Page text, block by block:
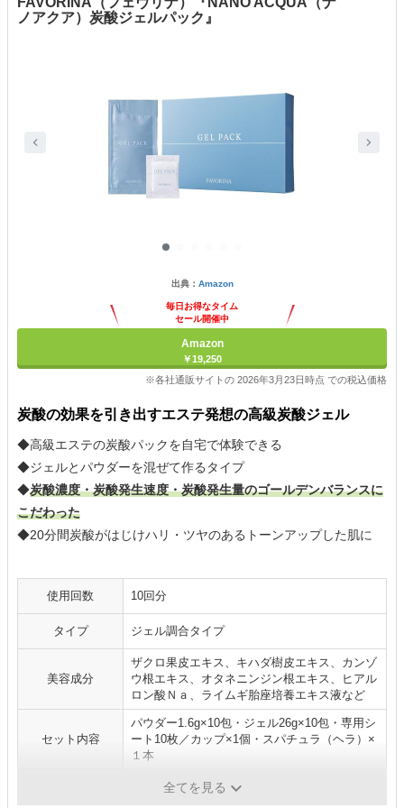
ノアクア）炭酸ジェルパック』
出典： Amazon
毎日お得なタイム
セール開催中
Amazon
￥19,250
※各社通販サイトの 2026年3月23日時点 での税込価格
炭酸の効果を引き出すエステ発想の高級炭酸ジェル
◆高級エステの炭酸パックを自宅で体験できる
◆ジェルとパウダーを混ぜて作るタイプ
◆炭酸濃度・炭酸発生速度・炭酸発生量のゴールデンバランスに
こだわった
◆20分間炭酸がはじけハリ・ツヤのあるトーンアップした肌に
使用回数 10回分
タイプ ジェル調合タイプ
美容成分
ザクロ果皮エキス、キハダ樹皮エキス、カンゾ
ウ根エキス、オタネニンジン根エキス、ヒアル
ロン酸Ｎａ、ライムギ胎座培養エキス液など
セット内容
パウダー1.6g×10包・ジェル26g×10包・専用シ
ート10枚／カップ×1個・スパチュラ（ヘラ）×
１本
全てを見る